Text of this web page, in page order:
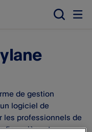
de gestion
logiciel de
les professionnels de
financière et